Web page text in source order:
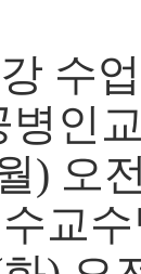
수
인
) 오
교수